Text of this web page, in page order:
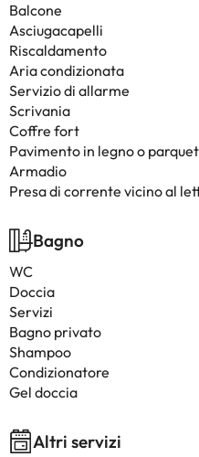
Balcone
Asciugacapelli
Riscaldamento
Aria condizionata
Servizio di allarme
Scrivania
Coffre fort
Pavimento in legno o parquet
Armadio
Presa di corrente vicino al
Bagno
WC
Doccia
Servizi
Bagno privato
Shampoo
Condizionatore
Gel doccia
Altri servizi